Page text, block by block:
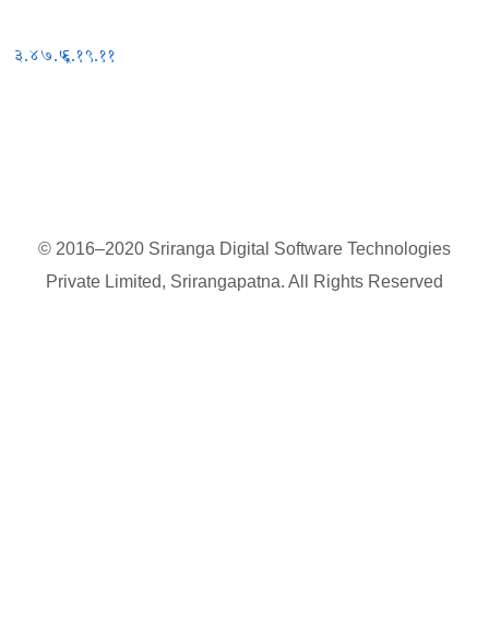
३.४७.५६.१९.११
© 2016–2020 Sriranga Digital Software Technologies
Private Limited, Srirangapatna. All Rights Reserved